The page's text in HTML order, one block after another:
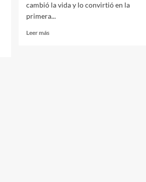
cambió la vida y lo convirtió en la
primera...
Leer másRead